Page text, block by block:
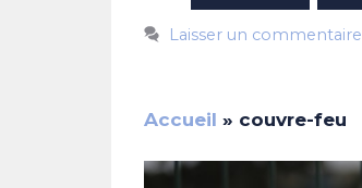
Laisser un commentaire
Accueil » couvre-feu